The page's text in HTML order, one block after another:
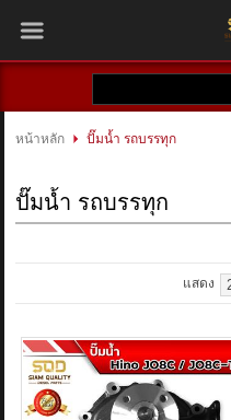
หน้าหลัก
บัญชีผู้ใช้
หน้าหลัก ปั๊มน้ำ รถบรรทุก
ปั๊มน้ำ รถบรรทุก
แสดง